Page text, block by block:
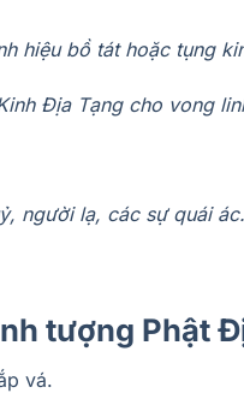
hiệu bồ tát hoặc tụng
Địa Tạng cho vong
người lạ, các sự quái
tượng Phật
vá.